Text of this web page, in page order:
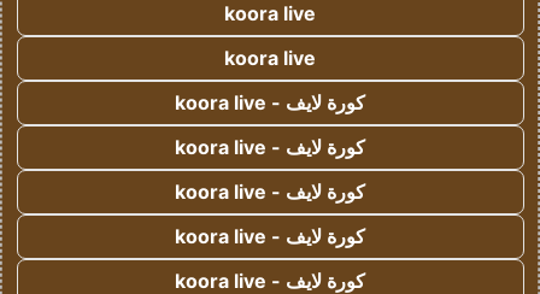
koora live
koora live
كورة لايف - koora live
كورة لايف - koora live
كورة لايف - koora live
كورة لايف - koora live
كورة لايف - koora live